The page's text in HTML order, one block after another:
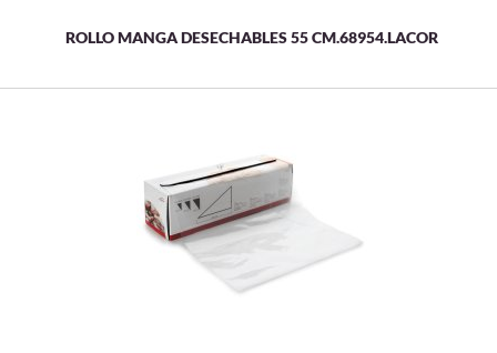
ROLLO MANGA DESECHABLES 55 CM.68954.LACOR